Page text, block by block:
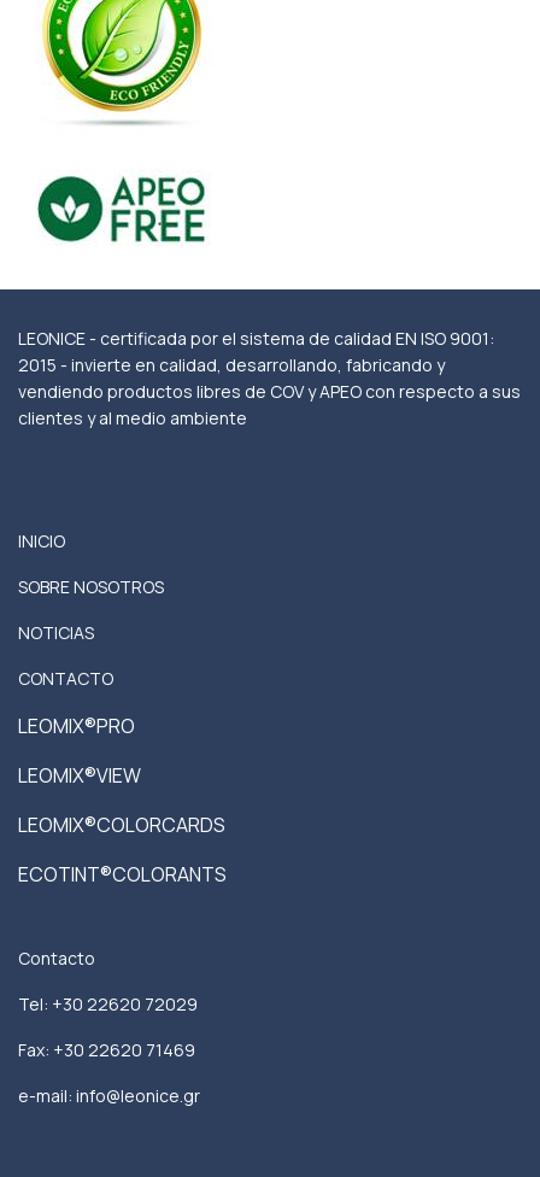
LEONICE - certificada por el sistema de calidad EN ISO 9001:
2015 - invierte en calidad, desarrollando, fabricando y
vendiendo productos libres de COV y APEO con respecto a sus
clientes y al medio ambiente
INICIO
SOBRE NOSOTROS
NOTICIAS
CONTACTO
LEOMIX®PRO
LEOMIX®VIEW
LEOMIX®COLORCARDS
ECOTINT®COLORANTS
Contacto
Tel: +30 22620 72029
Fax: +30 22620 71469
e-mail: info@leonice.gr